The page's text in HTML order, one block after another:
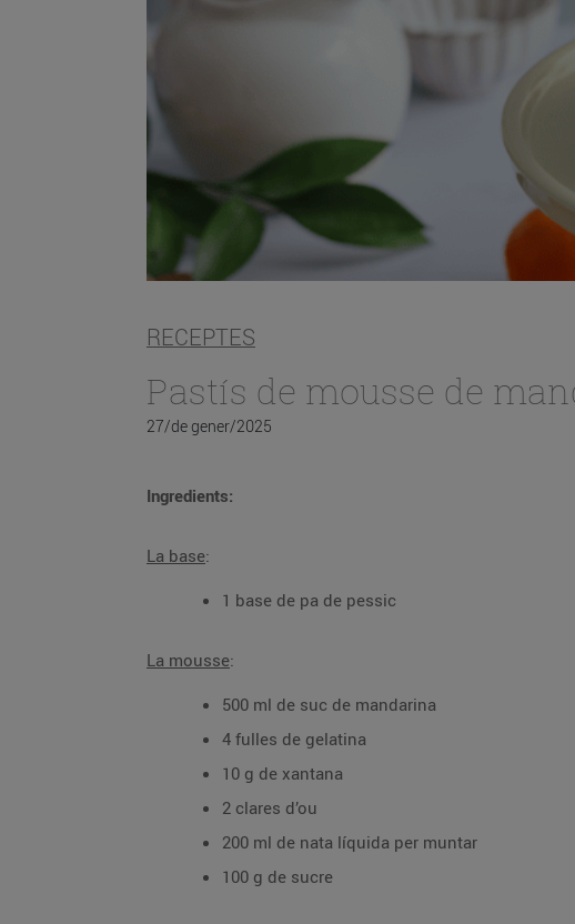
RECEPTES
Pastís de mousse de
27/de gener/2025
Ingredients:
La base:
1 base de pa de pessic
La mousse:
500 ml de suc de mandarina
4 fulles de gelatina
10 g de xantana
2 clares d’ou
200 ml de nata líquida per muntar
100 g de sucre